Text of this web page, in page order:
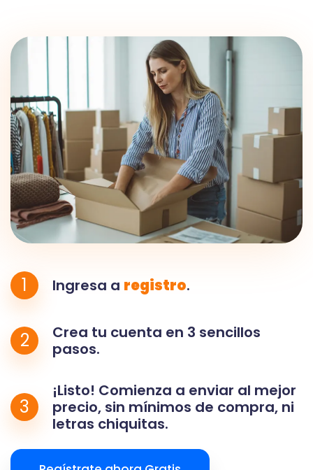
1 Ingresa a registro.
2
Crea tu cuenta en 3 sencillos
pasos.
3
¡Listo! Comienza a enviar al mejor
precio, sin mínimos de compra, ni
letras chiquitas.